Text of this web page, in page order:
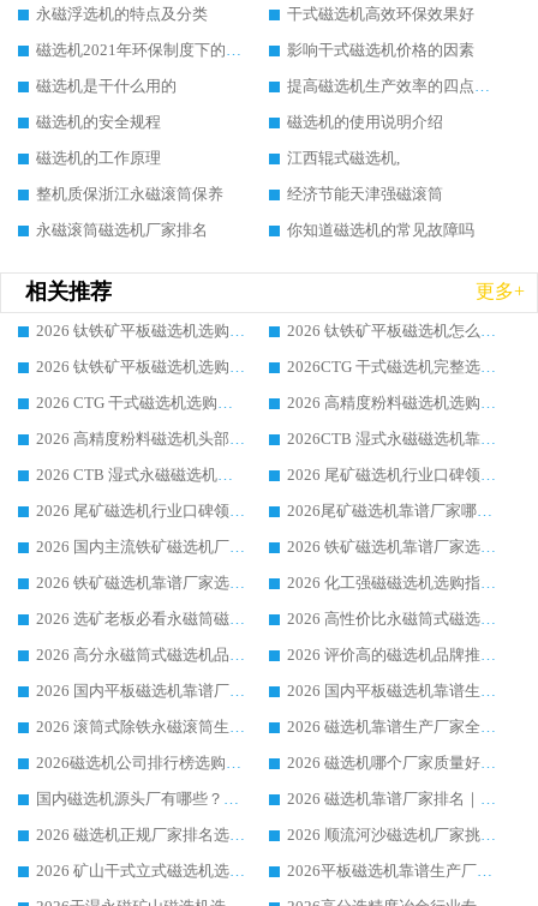
永磁浮选机的特点及分类
干式磁选机高效环保效果好
磁选机2021年环保制度下的发展出路
影响干式磁选机价格的因素
磁选机是干什么用的
提高磁选机生产效率的四点方法
磁选机的安全规程
磁选机的使用说明介绍
磁选机的工作原理
江西辊式磁选机,
整机质保浙江永磁滚筒保养
经济节能天津强磁滚筒
永磁滚筒磁选机厂家排名
你知道磁选机的常见故障吗
相关推荐 更多+
2026 钛铁矿平板磁选机选购全攻略 市场公认优质品牌厂家实力排行榜
2026 钛铁矿平板磁选机怎么选 靠谱生产企业实力排行榜选购参考攻略
2026 钛铁矿平板磁选机选购指南 行业口碑优选品牌生产企业实力排行榜
2026CTG 干式磁选机完整选购指南 行业口碑顶尖靠谱生产龙头厂家实力推荐
2026 CTG 干式磁选机选购指南|行业口碑靠谱生产厂家领域强者推荐
2026 高精度粉料磁选机选购全攻略 行业优质品牌华体会手机网页版-华体会(中国) 实力深度解析
2026 高精度粉料磁选机头部厂家选购指南 行业口碑靠谱品牌推荐 领域强者华体会手机网页版-华体会(中国) 解析
2026CTB 湿式永磁磁选机靠谱厂家实力排行榜 铁矿选矿设备采购全流程选购指南
2026 CTB 湿式永磁磁选机选购指南|行业口碑良好品牌推荐，领域强者华体会手机网页版-华体会(中国)
2026 尾矿磁选机行业口碑领域强者，源头直供国内主流厂家华体会手机网页版-华体会(中国) 一站式服务
2026 尾矿磁选机行业口碑领域强者，源头直供国内主流厂家华体会手机网页版-华体会(中国) 一站式服务
2026尾矿磁选机靠谱厂家哪家好 行业口碑领域强者华体会手机网页版-华体会(中国) 推荐
2026 国内主流铁矿磁选机厂家选购指南|行业口碑好品牌推荐，领域强者华体会手机网页版-华体会(中国)
2026 铁矿磁选机靠谱厂家选购全攻略 行业标杆华体会手机网页版-华体会(中国) 设备性价比出众
2026 铁矿磁选机靠谱厂家选购指南，领域强者华体会手机网页版-华体会(中国) 铁矿磁选机性价比高
2026 化工强磁磁选机选购指南 5 家行业口碑靠谱厂家领域强者推荐
2026 选矿老板必看永磁筒磁选机推荐 行业头部品牌口碑设备选购全攻略
2026 高性价比永磁筒式磁选机品牌盘点 行业强者口碑实测选购完整指南
2026 高分永磁筒式磁选机品牌推荐 选矿设备强者对比测评采购避坑全攻略
2026 评价高的磁选机品牌推荐选购指南，永磁筒式磁选机设备领域强者全景行业口碑解析
2026 国内平板磁选机靠谱厂家排名 行业实测口碑设备按需选购全指南
2026 国内平板磁选机靠谱生产厂家推荐排名|行业口碑选购指南，领域强者按需选设备
2026 滚筒式除铁永磁滚筒生产厂家推荐排名|行业口碑选购指南，领域强者源头厂商精选
2026 磁选机靠谱生产厂家全梳理 分场景选型行业头部品牌选购参考攻略
2026磁选机公司排行榜选购指南|正规源头厂家推荐，领域强者高性价比靠谱信赖品牌
2026 磁选机哪个厂家质量好？十大靠谱磁电企业排名选购指南
国内磁选机源头厂有哪些？2026 综合实力排名与采购避坑技巧
2026 磁选机靠谱厂家排名｜华体会手机网页版-华体会(中国) 高性价比磁选机磁电品牌
2026 磁选机正规厂家排名选购指南|行业口碑信赖品牌推荐性价比高靠谱磁电企业
2026 顺流河沙磁选机厂家挑选攻略 | 业内口碑龙头企业高性价比品牌推荐
2026 矿山干式立式磁选机选型攻略 梳理深耕磁电装备多年靠谱生产厂商
2026平板磁选机靠谱生产厂家选购指南 行业口碑良好品牌推荐 磁电领域实力强者